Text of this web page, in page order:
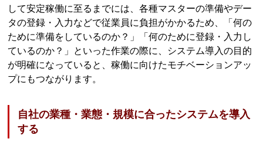
して安定稼働に至るまでには、各種マスターの準備やデー
タの登録・入力などで従業員に負担がかかるため、「何の
ために準備をしているのか？」「何のために登録・入力し
ているのか？」といった作業の際に、システム導入の目的
が明確になっていると、稼働に向けたモチベーションアッ
プにもつながります。
自社の業種・業態・規模に合ったシステムを導入
する